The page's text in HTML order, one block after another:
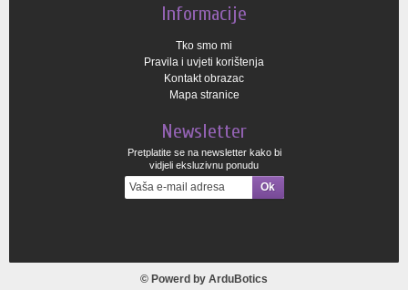
Informacije
Tko smo mi
Pravila i uvjeti korištenja
Kontakt obrazac
Mapa stranice
Newsletter
Pretplatite se na newsletter kako bi
vidjeli eksluzivnu ponudu
© Powerd by ArduBotics